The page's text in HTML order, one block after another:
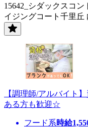
15642_シダックスコ
イジングコート千里丘
【調理師/アルバイト
ある方も歓迎☆
フード系時給